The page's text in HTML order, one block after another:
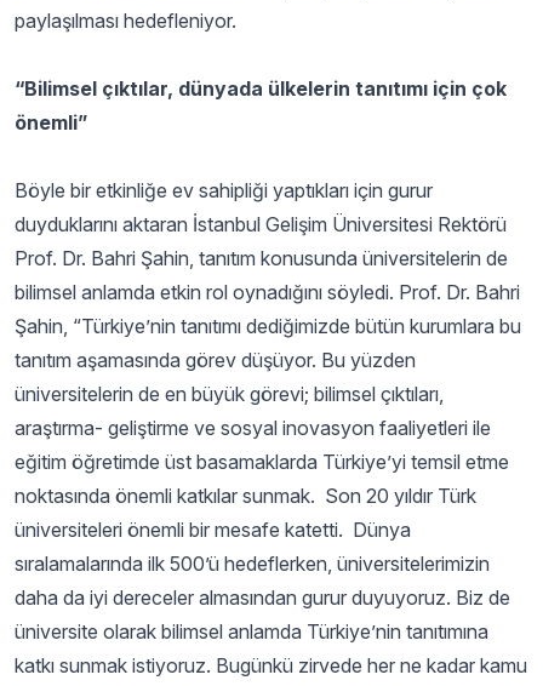
paylaşılması hedefleniyor.
“Bilimsel çıktılar, dünyada ülkelerin tanıtımı için çok
önemli”
Böyle bir etkinliğe ev sahipliği yaptıkları için gurur
duyduklarını aktaran İstanbul Gelişim Üniversitesi Rektörü
Prof. Dr. Bahri Şahin, tanıtım konusunda üniversitelerin de
bilimsel anlamda etkin rol oynadığını söyledi. Prof. Dr. Bahri
Şahin, “Türkiye’nin tanıtımı dediğimizde bütün kurumlara bu
tanıtım aşamasında görev düşüyor. Bu yüzden
üniversitelerin de en büyük görevi; bilimsel çıktıları,
araştırma- geliştirme ve sosyal inovasyon faaliyetleri ile
eğitim öğretimde üst basamaklarda Türkiye’yi temsil etme
noktasında önemli katkılar sunmak. Son 20 yıldır Türk
üniversiteleri önemli bir mesafe katetti. Dünya
sıralamalarında ilk 500’ü hedeflerken, üniversitelerimizin
daha da iyi dereceler almasından gurur duyuyoruz. Biz de
üniversite olarak bilimsel anlamda Türkiye’nin tanıtımına
katkı sunmak istiyoruz. Bugünkü zirvede her ne kadar kamu